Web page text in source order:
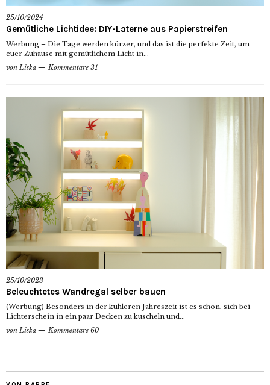
25/10/2024
Gemütliche Lichtidee: DIY-Laterne aus Papierstreifen
Werbung – Die Tage werden kürzer, und das ist die perfekte Zeit, um
euer Zuhause mit gemütlichem Licht in...
von Liska Kommentare 31
25/10/2023
Beleuchtetes Wandregal selber bauen
(Werbung) Besonders in der kühleren Jahreszeit ist es schön, sich bei
Lichterschein in ein paar Decken zu kuscheln und...
von Liska Kommentare 60